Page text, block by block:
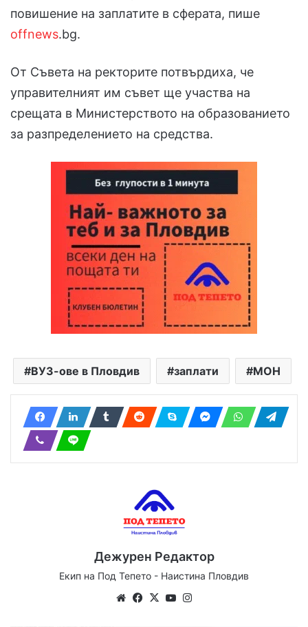
повишение на заплатите в сферата, пише
offnews.bg.
От Съвета на ректорите потвърдиха, че
управителният им съвет ще участва на
срещата в Министерството на образованието
за разпределението на средства.
ВУЗ-ове в Пловдив заплати МОН
Дежурен Редактор
Екип на Под Тепето - Наистина Пловдив
WebsiteFacebook
X YouTube